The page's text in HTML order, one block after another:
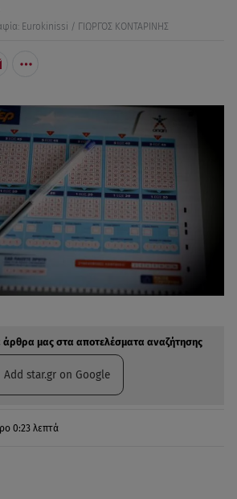
Eurokinissi / ΓΙΩΡΓΟΣ ΚΟΝΤΑΡΙΝΗΣ
άρθρα μας στα αποτελέσματα αναζήτησης
Add star.gr on Google
0:23 λεπτά